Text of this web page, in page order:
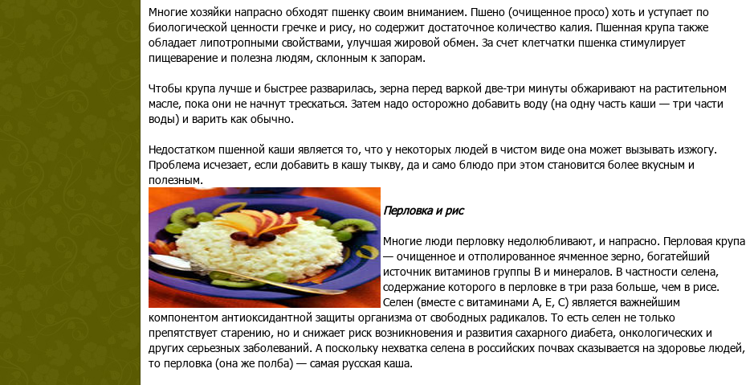
Многие хозяйки напрасно обходят пшенку своим вниманием. Пшено (очищенное просо) хоть и уступает по
биологической ценности гречке и рису, но содержит достаточное количество калия. Пшенная крупа также
обладает липотропными свойствами, улучшая жировой обмен. За счет клетчатки пшенка стимулирует
пищеварение и полезна людям, склонным к запорам.
Чтобы крупа лучше и быстрее разварилась, зерна перед варкой две-три минуты обжаривают на растительном
масле, пока они не начнут трескаться. Затем надо осторожно добавить воду (на одну часть каши — три части
воды) и варить как обычно.
Недостатком пшенной каши является то, что у некоторых людей в чистом виде она может вызывать изжогу.
Проблема исчезает, если добавить в кашу тыкву, да и само блюдо при этом становится более вкусным и
полезным.
Перловка и рис
Многие люди перловку недолюбливают, и напрасно. Перловая крупа
— очищенное и отполированное ячменное зерно, богатейший
источник витаминов группы В и минералов. В частности селена,
содержание которого в перловке в три раза больше, чем в рисе.
Селен (вместе с витаминами А, Е, С) является важнейшим
компонентом антиоксидантной защиты организма от свободных радикалов. То есть селен не только
препятствует старению, но и снижает риск возникновения и развития сахарного диабета, онкологических и
других серьезных заболеваний. А поскольку нехватка селена в российских почвах сказывается на здоровье людей,
то перловка (она же полба) — самая русская каша.